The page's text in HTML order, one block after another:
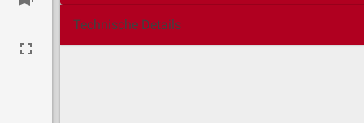
Technische Details